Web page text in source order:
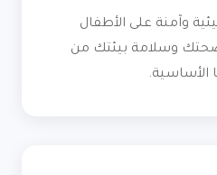
وآمنة على الأطفال
صحتك وسلامة بيئتك من
الأساسية.